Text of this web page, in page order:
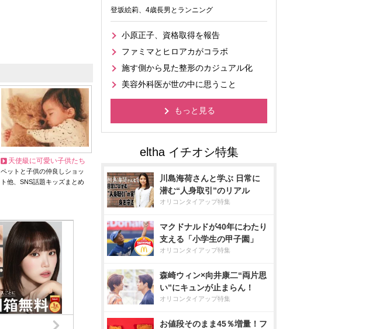
天使級に可愛い子供たち
ペットと子供の仲良しショッ
ト他、SNS話題キッズまとめ
登坂絵莉、4歳長男とランニング
小原正子、資格取得を報告
ファミマとヒロアカがコラボ
施す側から見た整形のカジュアル化
美容外科医が世の中に思うこと
もっと見る
川島海荷さんと学ぶ 日常に
潜む“人身取引”のリアル
オリコンタイアップ特集
マクドナルドが40年にわたり
支える「小学生の甲子園」
オリコンタイアップ特集
森崎ウィン×向井康二“両片思
い”にキュンが止まらん！
オリコンタイアップ特集
お値段そのまま45％増量！フ